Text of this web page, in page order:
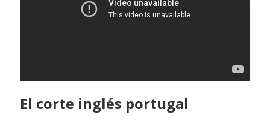
El corte inglés portugal